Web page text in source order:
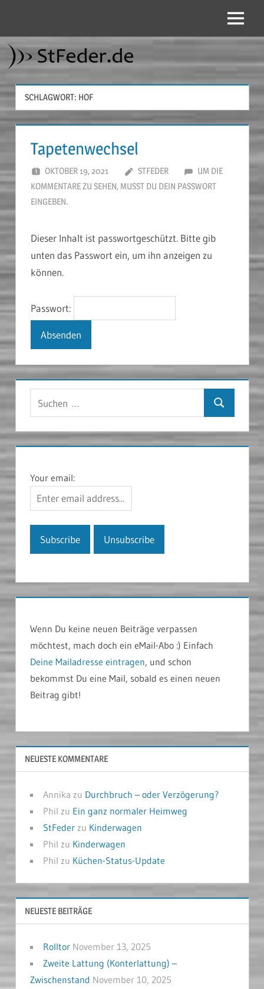
springen
Menü
SCHLAGWORT: HOF
Tapetenwechsel
OKTOBER 19, 2021 STFEDER
UM DIE
KOMMENTARE ZU SEHEN, MUSST DU DEIN PASSWORT
EINGEBEN.
Dieser Inhalt ist passwortgeschützt. Bitte gib
unten das Passwort ein, um ihn anzeigen zu
können.
Passwort:
Suchen
Your email:
Wenn Du keine neuen Beiträge verpassen
möchtest, mach doch ein eMail-Abo :) Einfach
Deine Mailadresse eintragen, und schon
bekommst Du eine Mail, sobald es einen neuen
Beitrag gibt!
NEUESTE KOMMENTARE
Annika zu Durchbruch – oder Verzögerung?
Phil zu Ein ganz normaler Heimweg
StFederzu Kinderwagen
Phil zu Kinderwagen
Phil zu Küchen-Status-Update
NEUESTE BEITRÄGE
Rolltor November 13, 2025
Zweite Lattung (Konterlattung) –
Zwischenstand November 10, 2025